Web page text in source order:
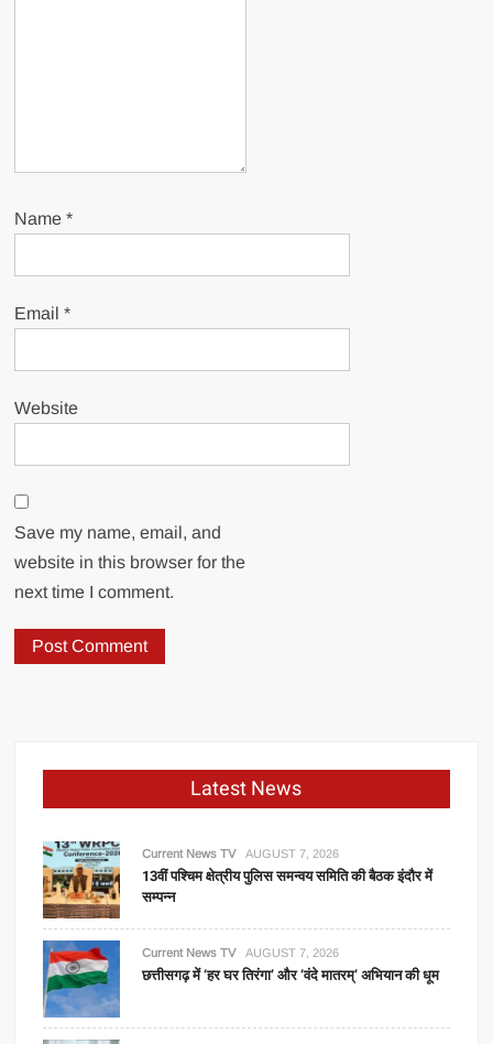
Name*
Email*
Website
Save my name, email, and
website in this browser for the
next time I comment.
Latest News
Current News TV AUGUST 7, 2026
13वीं पश्चिम क्षेत्रीय पुलिस समन्वय समिति की बैठक इंदौर में
सम्पन्न
Current News TV AUGUST 7, 2026
छत्तीसगढ़ में ‘हर घर तिरंगा’ और ‘वंदे मातरम्’ अभियान की धूम